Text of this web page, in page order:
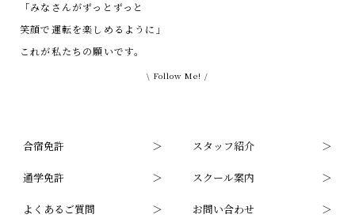
「みなさんがずっとずっと
笑顔で運転を楽しめるように」
これが私たちの願いです。
\ Follow Me! /
合宿免許 スタッフ紹介
通学免許 スクール案内
よくあるご質問 お問い合わせ